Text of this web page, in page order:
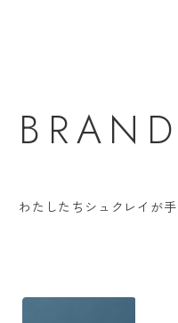
BRAND
わたしたちシュクレイが